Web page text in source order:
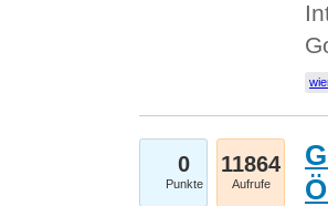
0
Punkte
11864
Aufrufe